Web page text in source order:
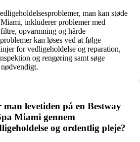
man kan støde
inkluderer problemer med
opvarmning og hårde
kan løses ved at følge
for vedligeholdelse og reparation,
og rengøring samt søge
levetiden på en Bestway
Miami gennem
og ordentlig pleje?